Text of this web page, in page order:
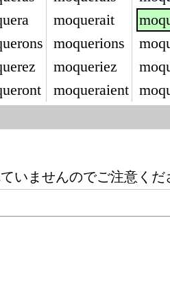
moquerait
moquerions
moqueriez
moqueraient
いませんのでご注意くだ